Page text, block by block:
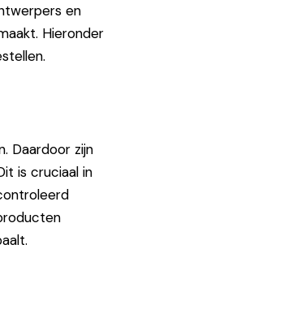
en
Hieronder
Daardoor zijn
is cruciaal in